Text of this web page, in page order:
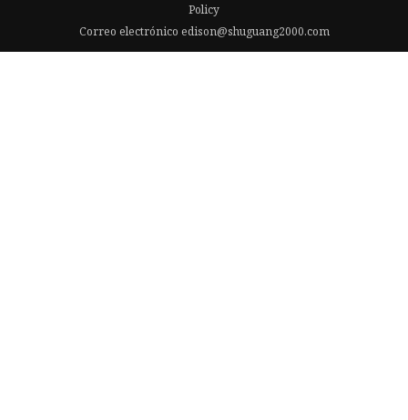
Policy
Correo electrónico edison@shuguang2000.com